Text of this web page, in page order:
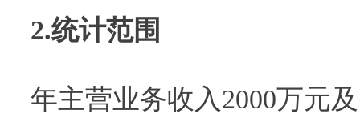
2.统计范围
年主营业务收入2000万元